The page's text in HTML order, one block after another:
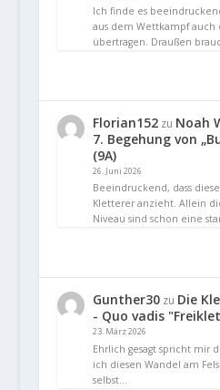
Ich finde es
aus dem Wettkampf auch
übertragen. Draußen
Florian152zu Noah
7. Begehung von
(9A)
26. Juni 2026
Beeindruckend, dass
Kletterer anzieht. Allein
Niveau sind schon eine
Gunther30zu Die
- Quo vadis
23. März 2026
Ehrlich gesagt spricht mir
ich diesen Wandel am
selbst…